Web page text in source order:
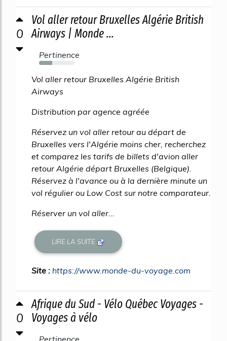
0
Vol aller retour Bruxelles Algérie British
Airways | Monde ...
Pertinence
37%
Vol aller retour Bruxelles Algérie British
Airways
Distribution par agence agréée
Réservez un vol aller retour au départ de
Bruxelles vers l'Algérie moins cher, recherchez
et comparez les tarifs de billets d'avion aller
retour Algérie départ Bruxelles (Belgique).
Réservez à l'avance ou à la dernière minute un
vol régulier ou Low Cost sur notre comparateur.
Réserver un vol aller...
LIRE LA SUITE
Site : https://www.monde-du-voyage.com
0
Afrique du Sud - Vélo Québec Voyages -
Voyages à vélo